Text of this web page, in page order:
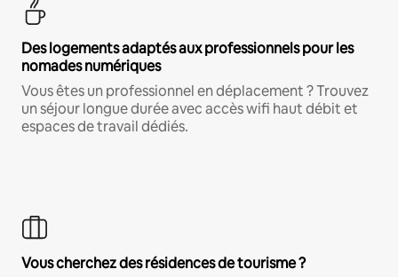
Des logements adaptés aux professionnels pour les
nomades numériques
Vous êtes un professionnel en déplacement ? Trouvez
un séjour longue durée avec accès wifi haut débit et
espaces de travail dédiés.
Vous cherchez des résidences de tourisme ?